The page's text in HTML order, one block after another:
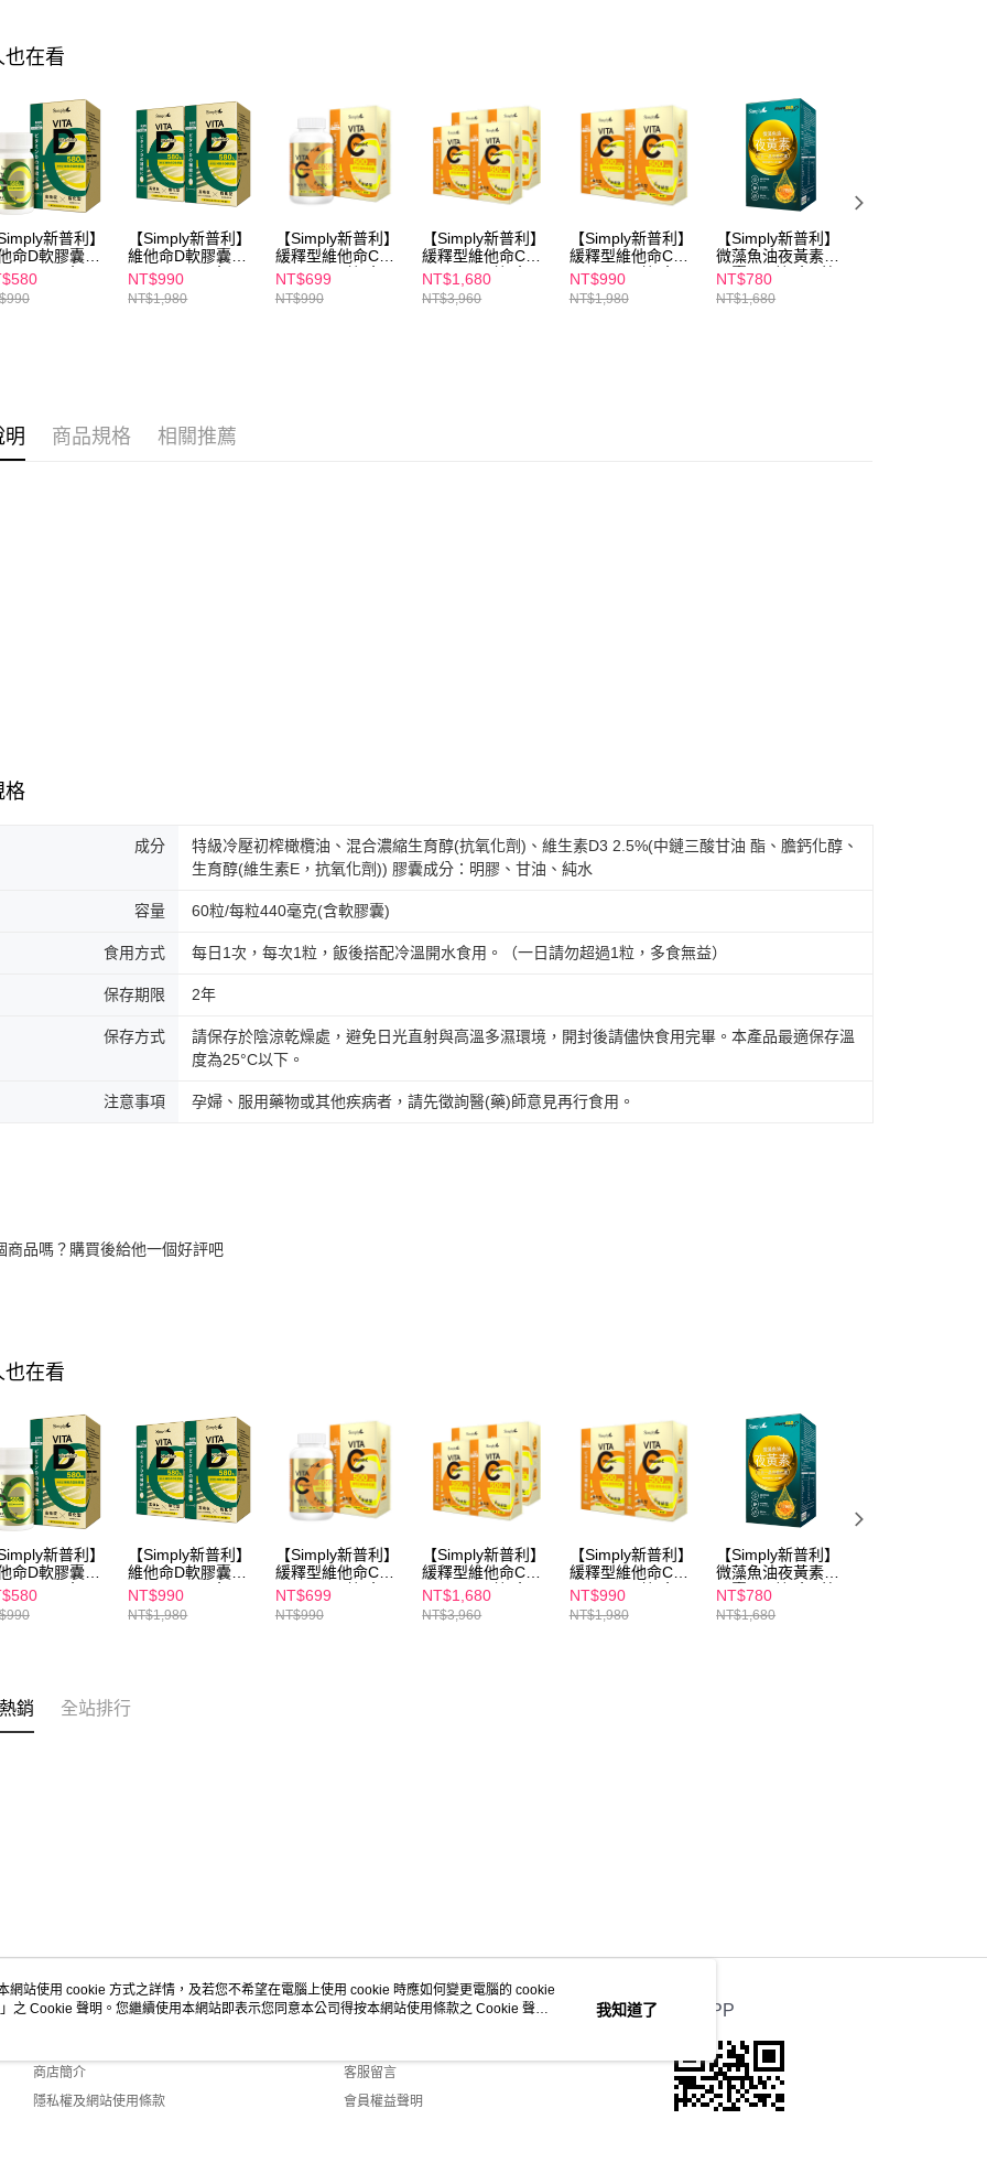
※ 交易是否成功請以「AFTEE先享後付 」之結帳頁面顯示為準，若有關於
是否繳費成功／繳費後需取消欲退款等相關疑問，請聯繫「AFTEE先享後
付客戶支援中心」https://netprotections.freshdesk.com/support/home
【注意事項】
１．透過由恩沛科技股份有限公司提供之「AFTEE先享後付」服務完成之
求債權轉讓予恩沛科技股份有限公司。
２．關於個人資料處理事宜，請瀏覽以下網址：
https://aftee.tw/terms/#terms3
３．未成年的使用者請事先徵得法定代理人或監護人之同意方可使用
付款後萊爾富取貨
每筆NT$100，滿NT$600(含以上)免運費
7-11付款取貨
付款後7-11取貨
每筆NT$100，滿NT$600(含以上)免運費
也在看
新普利】
命D軟膠囊
60顆/盒
【Simply新普利】
維他命D軟膠囊
580IU 60顆/盒 (x2
盒)
NT$990
NT$1,980
【Simply新普利】
緩釋型維他命C錠
500mg 60錠/盒
NT$699
NT$990
【Simply新普利】
緩釋型維他命C錠
500mg 60錠/盒
(x4盒)
NT$1,680
NT$3,960
【Simply新普利】
緩釋型維他命C錠
500mg 60錠/盒
(x2盒)
NT$990
NT$1,980
【Simply新普利】
微藻魚油夜黃素軟
膠囊 (30粒/盒) 葉
黃素
NT$780
NT$1,680
明 商品規格 相關推薦
格
成分
特級冷壓初榨橄欖油、混合濃縮生育醇(抗氧化劑)、維生素D3 2.5%(中鏈三酸甘油 酯、膽鈣化醇、
生育醇(維生素E，抗氧化劑)) 膠囊成分：明膠、甘油、純水
容量 60粒/每粒440毫克(含軟膠囊)
食用方式 每日1次，每次1粒，飯後搭配冷溫開水食用。（一日請勿超過1粒，多食無益）
保存期限 2年
保存方式
請保存於陰涼乾燥處，避免日光直射與高溫多濕環境，開封後請儘快食用完畢。本產品最適保存溫
度為25°C以下。
注意事項 孕婦、服用藥物或其他疾病者，請先徵詢醫(藥)師意見再行食用。
商品嗎？購買後給他一個好評吧
也在看
新普利】
命D軟膠囊
60顆/盒
【Simply新普利】
維他命D軟膠囊
580IU 60顆/盒 (x2
盒)
NT$990
NT$1,980
【Simply新普利】
緩釋型維他命C錠
500mg 60錠/盒
NT$699
NT$990
【Simply新普利】
緩釋型維他命C錠
500mg 60錠/盒
(x4盒)
NT$1,680
NT$3,960
【Simply新普利】
緩釋型維他命C錠
500mg 60錠/盒
(x2盒)
NT$990
NT$1,980
【Simply新普利】
微藻魚油夜黃素軟
膠囊 (30粒/盒) 葉
黃素
NT$780
NT$1,680
銷 全站排行
關於我們
商店簡介
隱私權及網站使用條款
客服資訊
客服留言
會員權益聲明
官方APP
網站使用 cookie 方式之詳情，及若您不希望在電腦上使用 cookie 時應如何變更電腦的 cookie
」之 Cookie 聲明。您繼續使用本網站即表示您同意本公司得按本網站使用條款之 Cookie 聲明
我知道了